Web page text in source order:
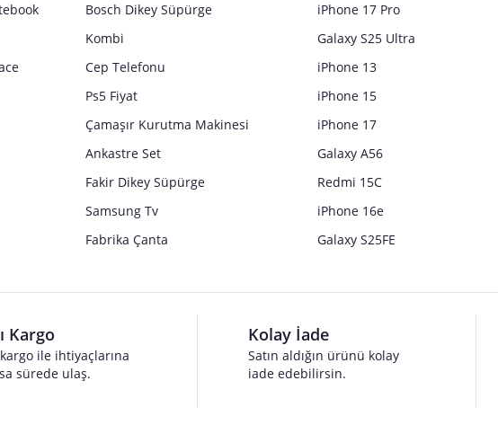
Bosch Dikey Süpürge
Kombi
Cep Telefonu
Ps5 Fiyat
Çamaşır Kurutma Makinesi
Ankastre Set
Fakir Dikey Süpürge
Samsung Tv
Fabrika Çanta
iPhone 17 Pro
Galaxy S25 Ultra
iPhone 13
iPhone 15
iPhone 17
Galaxy A56
Redmi 15C
iPhone 16e
Galaxy S25FE
Kargo
kargo ile ihtiyaçlarına
sürede ulaş.
Kolay İade
Satın aldığın ürünü kolay
iade edebilirsin.